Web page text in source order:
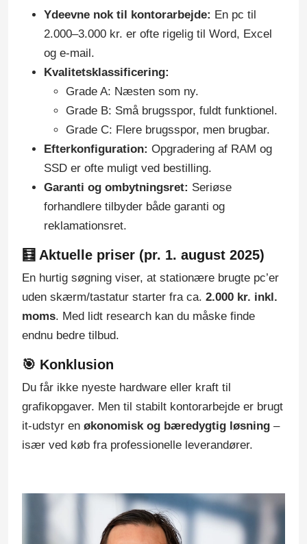
Ydeevne nok til kontorarbejde: En pc til
2.000–3.000 kr. er ofte rigelig til Word, Excel
og e-mail.
Kvalitetsklassificering:
Grade A: Næsten som ny.
Grade B: Små brugsspor, fuldt funktionel.
Grade C: Flere brugsspor, men brugbar.
Efterkonfiguration: Opgradering af RAM og
SSD er ofte muligt ved bestilling.
Garanti og ombytningsret: Seriøse
forhandlere tilbyder både garanti og
reklamationsret.
🧮 Aktuelle priser (pr. 1. august 2025)
En hurtig søgning viser, at stationære brugte pc’er
uden skærm/tastatur starter fra ca. 2.000 kr. inkl.
moms. Med lidt research kan du måske finde
endnu bedre tilbud.
🎯 Konklusion
Du får ikke nyeste hardware eller kraft til
grafikopgaver. Men til stabilt kontorarbejde er brugt
it-udstyr en økonomisk og bæredygtig løsning –
især ved køb fra professionelle leverandører.